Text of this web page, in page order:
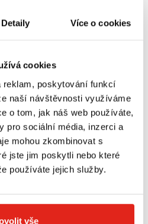
Detaily Více o cookies
cookies
reklam, poskytování funkcí
naší návštěvnosti využíváme
o tom, jak náš web používáte,
pro sociální média, inzerci a
mohou zkombinovat s
jste jim poskytli nebo které
používáte jejich služby.
vše